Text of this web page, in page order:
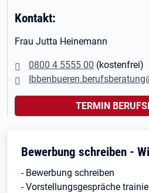
Kontakt:
Frau Jutta Heinemann
0800 4 5555 00 (kostenfrei)
TERMIN
Bewerbung schreiben -
- Bewerbung schreiben
- Vorstellungsgespräche